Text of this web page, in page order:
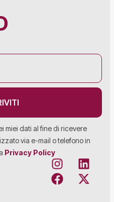
miei dati al fine di ricevere
via e-mail o telefono in
Privacy Policy